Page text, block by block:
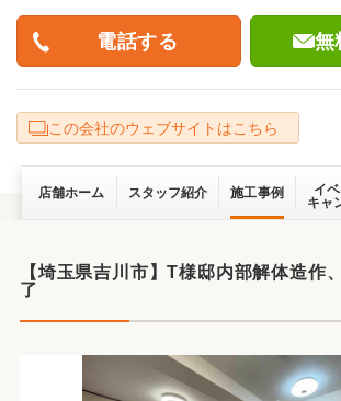
無
この会社のウェブサイトはこちら
店舗ホーム スタッフ紹介 施工事例
イ
キャ
【埼玉県吉川市】T様邸内部解体造作
了